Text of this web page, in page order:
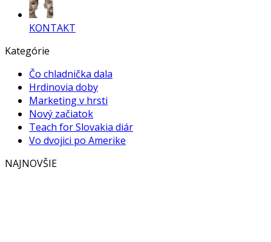
KONTAKT
Kategórie
Čo chladnička dala
Hrdinovia doby
Marketing v hrsti
Nový začiatok
Teach for Slovakia diár
Vo dvojici po Amerike
NAJNOVŠIE